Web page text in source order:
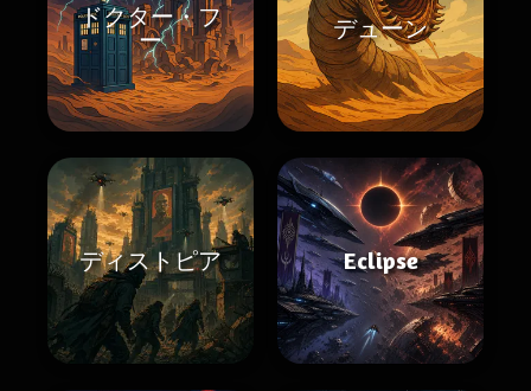
ドクター・フ
ー
デューン
ディストピア Eclipse